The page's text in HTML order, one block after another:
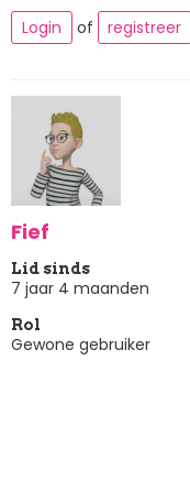
Login of registreer
Fief
Lid sinds
7 jaar 4 maanden
Rol
Gewone gebruiker